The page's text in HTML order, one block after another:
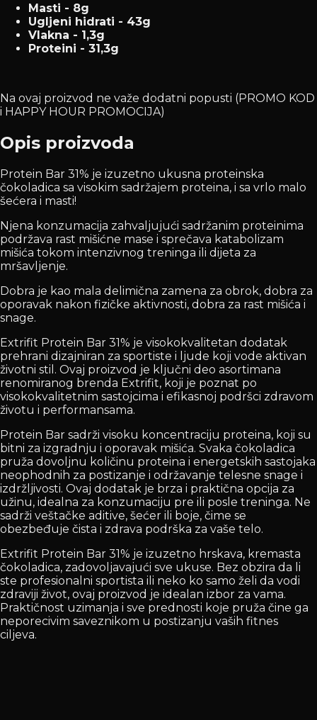
Masti - 8g
Ugljeni hidrati - 43g
Vlakna - 1,3g
Proteini - 31,3g
Na ovaj proizvod ne važe dodatni popusti (PROMO KOD
i HAPPY HOUR PROMOCIJA)
Opis proizvoda
Protein Bar 31% je izuzetno ukusna proteinska
čokoladica sa visokim sadržajem proteina, i sa vrlo malo
šećera i masti!
Njena konzumacija zahvaljujući sadržanim proteinima
podržava rast mišićne mase i sprečava katabolizam
mišića tokom intenzivnog treninga ili dijeta za
mršavljenje.
Dobra je kao mala delimična zamena za obrok, dobra za
oporavak nakon fizičke aktivnosti, dobra za rast mišića i
snage.
Extrifit Protein Bar 31% je visokokvalitetan dodatak
prehrani dizajniran za sportiste i ljude koji vode aktivan
životni stil. Ovaj proizvod je ključni deo asortimana
renomiranog brenda Extrifit, koji je poznat po
visokokvalitetnim sastojcima i efikasnoj podršci zdravom
životu i performansama.
Protein Bar sadrži visoku koncentraciju proteina, koji su
bitni za izgradnju i oporavak mišića. Svaka čokoladica
pruža dovoljnu količinu proteina i energetskih sastojaka
neophodnih za postizanje i održavanje telesne snage i
izdržljivosti. Ovaj dodatak je brza i praktična opcija za
užinu, idealna za konzumaciju pre ili posle treninga. Ne
sadrži veštačke aditive, šećer ili boje, čime se
obezbeđuje čista i zdrava podrška za vaše telo.
Extrifit Protein Bar 31% je izuzetno hrskava, kremasta
čokoladica, zadovoljavajući sve ukuse. Bez obzira da li
ste profesionalni sportista ili neko ko samo želi da vodi
zdraviji život, ovaj proizvod je idealan izbor za vama.
Praktičnost uzimanja i sve prednosti koje pruža čine ga
neporecivim saveznikom u postizanju vaših fitnes
ciljeva.